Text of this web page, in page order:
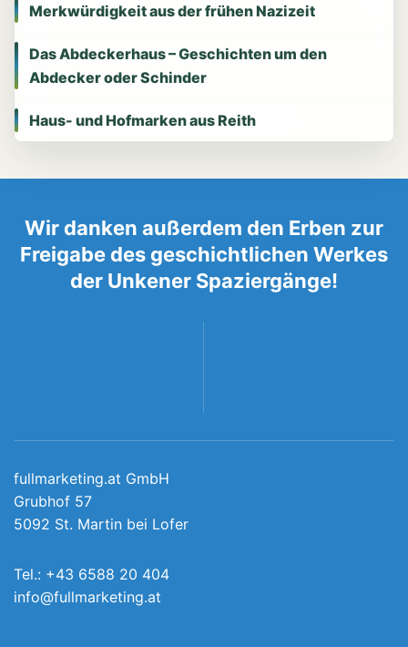
Merkwürdigkeit aus der frühen Nazizeit
Das Abdeckerhaus – Geschichten um den
Abdecker oder Schinder
Haus- und Hofmarken aus Reith
Wir danken außerdem den Erben zur
Freigabe des geschichtlichen Werkes
der Unkener Spaziergänge!
fullmarketing.at GmbH
Grubhof 57
5092 St. Martin bei Lofer
Tel.: +43 6588 20 404
info@fullmarketing.at